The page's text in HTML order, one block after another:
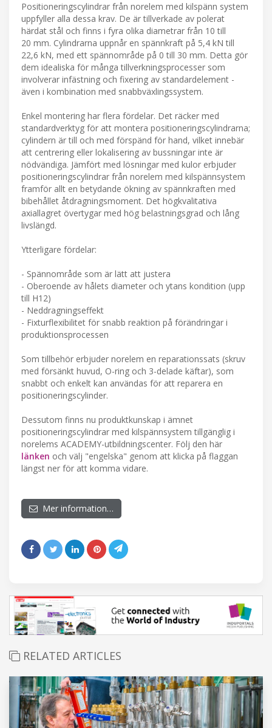
Positioneringscylindrar från norelem med kilspänn system
uppfyller alla dessa krav. De är tillverkade av polerat
härdat stål och finns i fyra olika diametrar från 10 till
20 mm. Cylindrarna uppnår en spännkraft på 5,4 kN till
22,6 kN, med ett spännområde på 0 till 30 mm. Detta gör
dem idealiska för många tillverkningsprocesser som
involverar infästning och fixering av standardelement -
även i kombination med snabbväxlingssystem.
Enkel montering har flera fördelar. Det räcker med
standardverktyg för att montera positioneringscylindrarna;
cylindern är till och med förspänd för hand, vilket innebär
att centrering eller lokalisering av bussningar inte är
nödvändiga. Jämfört med lösningar med kulor erbjuder
positioneringscylindrar från norelem med kilspännsystem
framför allt en betydande ökning av spännkraften med
bibehållet åtdragningsmoment. Det högkvalitativa
axiallagret övertygar med hög belastningsgrad och lång
livslängd.
Ytterligare fördelar:
- Spännområde som är lätt att justera
- Oberoende av hålets diameter och ytans kondition (upp
till H12)
- Neddragningseffekt
- Fixturflexibilitet för snabb reaktion på förändringar i
produktionsprocessen
Som tillbehör erbjuder norelem en reparationssats (skruv
med försänkt huvud, O-ring och 3-delade käftar), som
snabbt och enkelt kan användas för att reparera en
positioneringscylinder.
Dessutom finns nu produktkunskap i ämnet
positioneringscylindrar med kilspännsystem tillgänglig i
norelems ACADEMY-utbildningscenter. Följ den här
länken och välj "engelska" genom att klicka på flaggan
längst ner för att komma vidare.
Mer information…
RELATED ARTICLES